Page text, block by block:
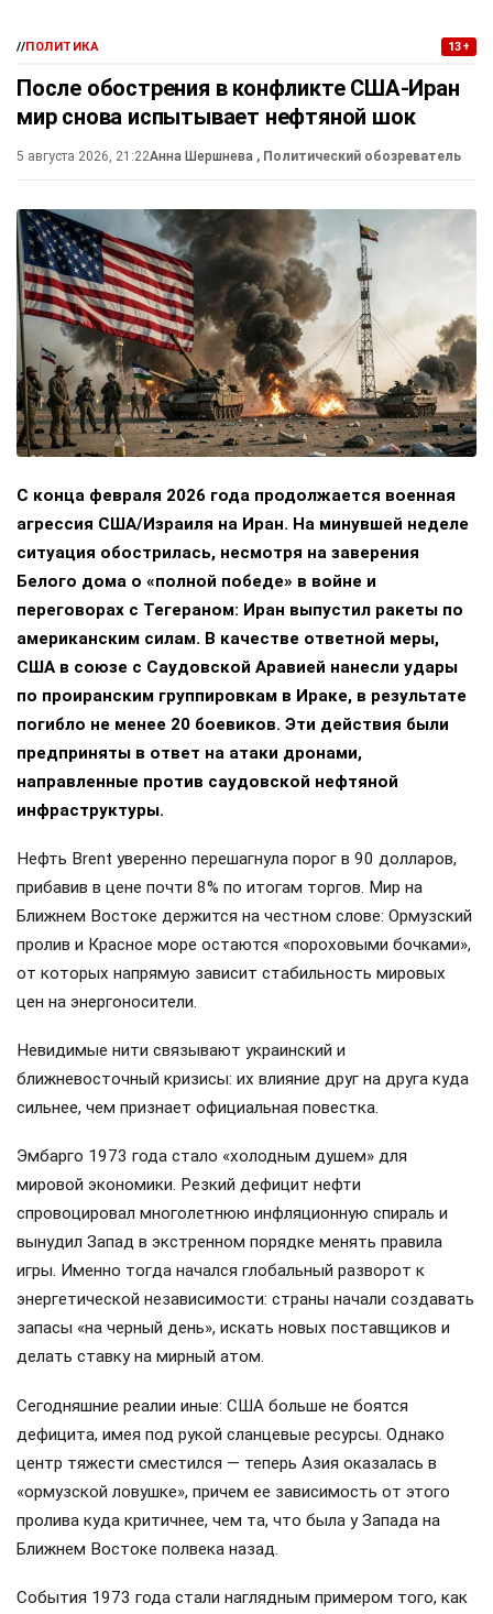
//ПОЛИТИКА 13+
После обострения в конфликте США-Иран
мир снова испытывает нефтяной шок
5 августа 2026, 21:22Анна Шершнева , Политический обозреватель
С конца февраля 2026 года продолжается военная
агрессия США/Израиля на Иран. На минувшей неделе
ситуация обострилась, несмотря на заверения
Белого дома о «полной победе» в войне и
переговорах с Тегераном: Иран выпустил ракеты по
американским силам. В качестве ответной меры,
США в союзе с Саудовской Аравией нанесли удары
по проиранским группировкам в Ираке, в результате
погибло не менее 20 боевиков. Эти действия были
предприняты в ответ на атаки дронами,
направленные против саудовской нефтяной
инфраструктуры.
Нефть Brent уверенно перешагнула порог в 90 долларов,
прибавив в цене почти 8% по итогам торгов. Мир на
Ближнем Востоке держится на честном слове: Ормузский
пролив и Красное море остаются «пороховыми бочками»,
от которых напрямую зависит стабильность мировых
цен на энергоносители.
Невидимые нити связывают украинский и
ближневосточный кризисы: их влияние друг на друга куда
сильнее, чем признает официальная повестка.
Эмбарго 1973 года стало «холодным душем» для
мировой экономики. Резкий дефицит нефти
спровоцировал многолетнюю инфляционную спираль и
вынудил Запад в экстренном порядке менять правила
игры. Именно тогда начался глобальный разворот к
энергетической независимости: страны начали создавать
запасы «на черный день», искать новых поставщиков и
делать ставку на мирный атом.
Сегодняшние реалии иные: США больше не боятся
дефицита, имея под рукой сланцевые ресурсы. Однако
центр тяжести сместился — теперь Азия оказалась в
«ормузской ловушке», причем ее зависимость от этого
пролива куда критичнее, чем та, что была у Запада на
Ближнем Востоке полвека назад.
События 1973 года стали наглядным примером того, как